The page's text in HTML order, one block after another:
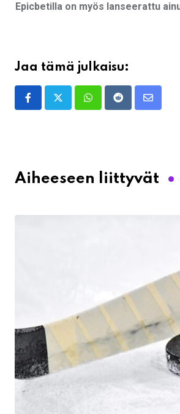
Epicbetilla on myös lanseerattu
Jaa tämä julkaisu:
WhatsappRedditShare
Aiheeseen liittyvät